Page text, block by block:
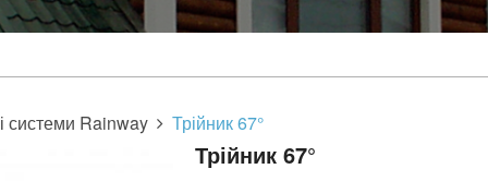
системи Rainway Трійник 67°
Трійник 67°